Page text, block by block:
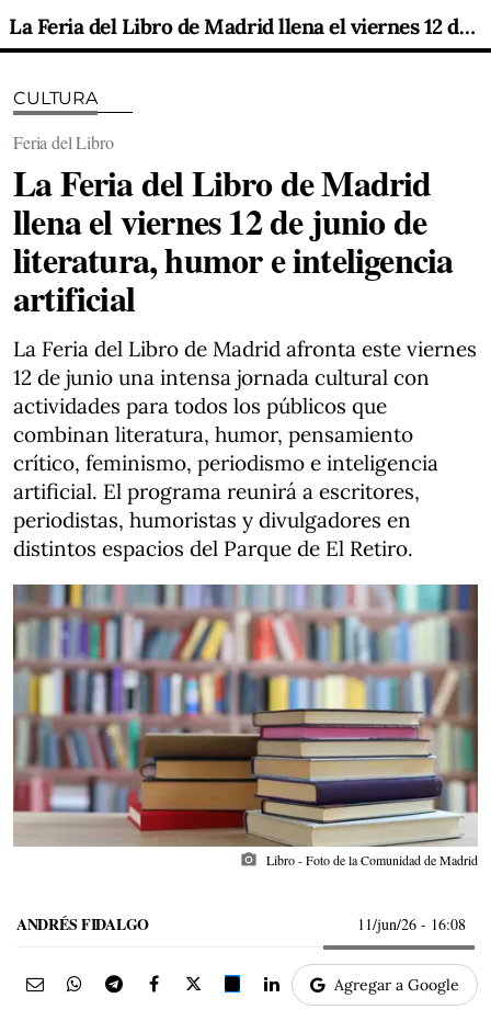
La Feria del Libro de Madrid llena el viernes 12 de junio de literatura, humor e inteligencia artificial
CULTURA
Feria del Libro
La Feria del Libro de Madrid
llena el viernes 12 de junio de
literatura, humor e inteligencia
artificial
La Feria del Libro de Madrid afronta este viernes
12 de junio una intensa jornada cultural con
actividades para todos los públicos que
combinan literatura, humor, pensamiento
crítico, feminismo, periodismo e inteligencia
artificial. El programa reunirá a escritores,
periodistas, humoristas y divulgadores en
distintos espacios del Parque de El Retiro.
photo_camera Libro - Foto de la Comunidad de Madrid
ANDRÉS FIDALGO 11/jun/26 - 16:08
Agregar a Google